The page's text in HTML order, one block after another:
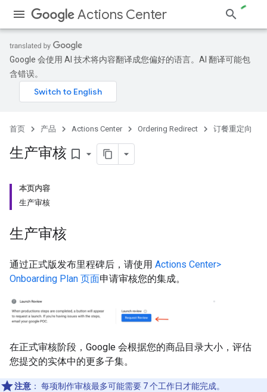
Actions Center
Google 会使用 AI 技术将内容翻译成您偏好的语言。AI 翻译可能包
含错误。
首页 产品 Actions Center Ordering Redirect 订餐重定向
生产审核 bookmark_border
本页内容
生产审核
生产审核
通过正式版发布里程碑后，请使用 Actions Center>
Onboarding Plan 页面申请审核您的集成。
在正式审核阶段，Google 会根据您的商品目录大小，评估
您提交的实体中的更多子集。
注意 ： 每项制作审核最多可能需要 7 个工作日才能完成。